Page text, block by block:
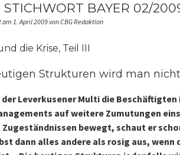
STICHWORT BAYER 02/
1. April 2009 von CBG Redaktion
die Krise, Teil III
Strukturen wird man
der Leverkusener Multi die Beschäftigten
auf weitere Zumutungen
bewegt, schaut er
dann alles andere als rosig aus,